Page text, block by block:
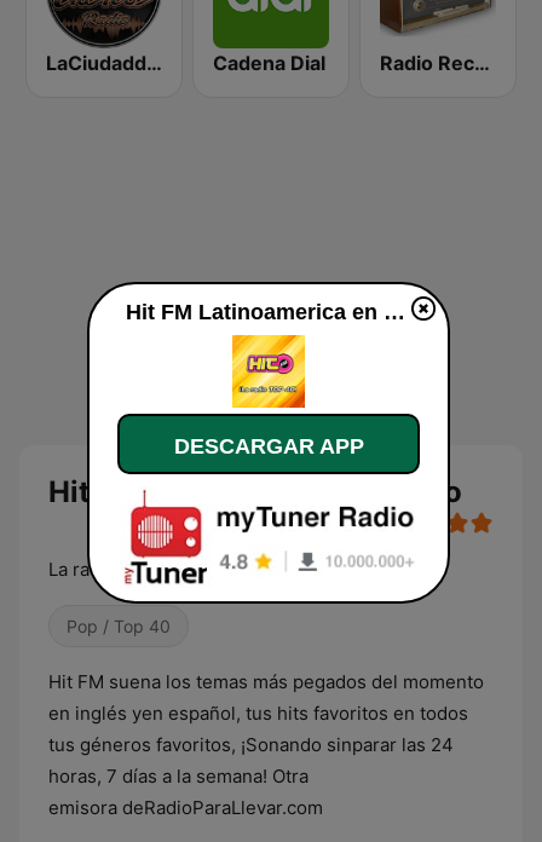
LaCiudaddelosClasicosRadio.com Cadena Dial Radio Recuerdos RD
Hit FM Latinoamerica en vivo
La radio top 40
Pop / Top 40
Hit FM suena los temas más pegados del momento
en inglés yen español, tus hits favoritos en todos
tus géneros favoritos, ¡Sonando sinparar las 24
horas, 7 días a la semana! Otra
emisora deRadioParaLlevar.com
Hit FM Latinoamerica en directo
DESCARGAR APP